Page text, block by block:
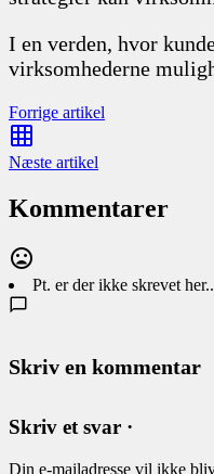
I en verden, hvor
virksomhederne
Forrige artikel
Næste artikel
Kommentarer
Pt. er der ikke skrevet
Skriv en kommentar
Skriv et svar ·
Din e-mailadresse vil ikke